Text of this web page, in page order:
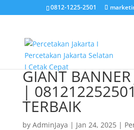
0812-1225-2501
GIANT BANNER
|
TERBAIK
by AdminJaya | Jan 24, 2025|